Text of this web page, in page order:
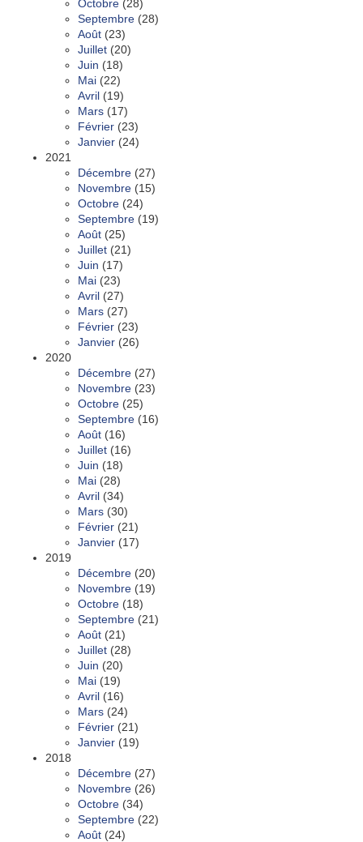
Octobre (28)
Septembre (28)
Août (23)
Juillet (20)
Juin (18)
Mai (22)
Avril (19)
Mars (17)
Février (23)
Janvier (24)
2021
Décembre (27)
Novembre (15)
Octobre (24)
Septembre (19)
Août (25)
Juillet (21)
Juin (17)
Mai (23)
Avril (27)
Mars (27)
Février (23)
Janvier (26)
2020
Décembre (27)
Novembre (23)
Octobre (25)
Septembre (16)
Août (16)
Juillet (16)
Juin (18)
Mai (28)
Avril (34)
Mars (30)
Février (21)
Janvier (17)
2019
Décembre (20)
Novembre (19)
Octobre (18)
Septembre (21)
Août (21)
Juillet (28)
Juin (20)
Mai (19)
Avril (16)
Mars (24)
Février (21)
Janvier (19)
2018
Décembre (27)
Novembre (26)
Octobre (34)
Septembre (22)
Août (24)